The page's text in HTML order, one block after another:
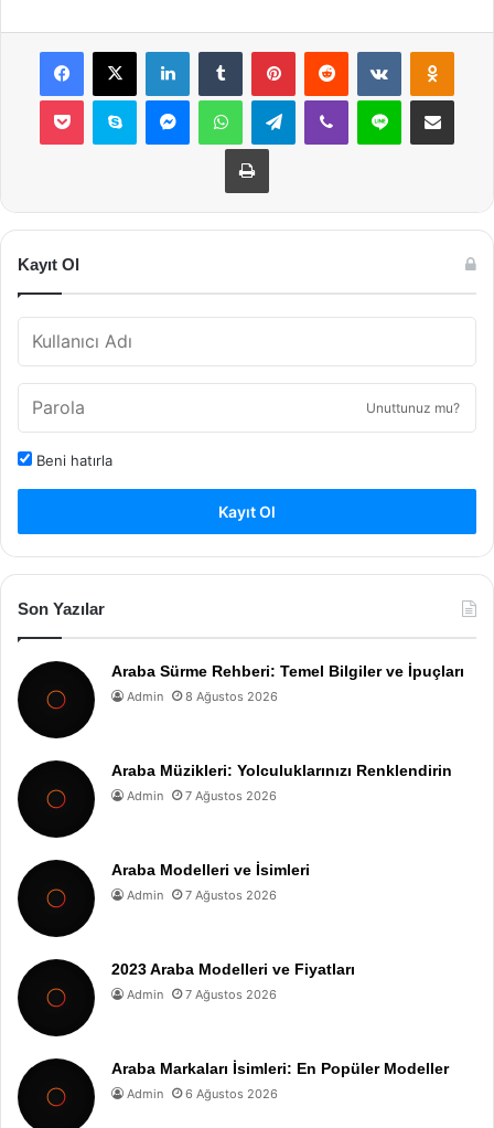
Facebook
X LinkedInTumblr PinterestReddit VKontakte
Pocket Skype MessengerWhatsAppTelegramViber Line E-Posta ile
Yazdır
Kayıt Ol
Unuttunuz mu?
Beni hatırla
Kayıt Ol
Son Yazılar
Araba Sürme Rehberi: Temel Bilgiler ve İpuçları
Admin 8 Ağustos 2026
Araba Müzikleri: Yolculuklarınızı Renklendirin
Admin 7 Ağustos 2026
Araba Modelleri ve İsimleri
Admin 7 Ağustos 2026
2023 Araba Modelleri ve Fiyatları
Admin 7 Ağustos 2026
Araba Markaları İsimleri: En Popüler Modeller
Admin 6 Ağustos 2026